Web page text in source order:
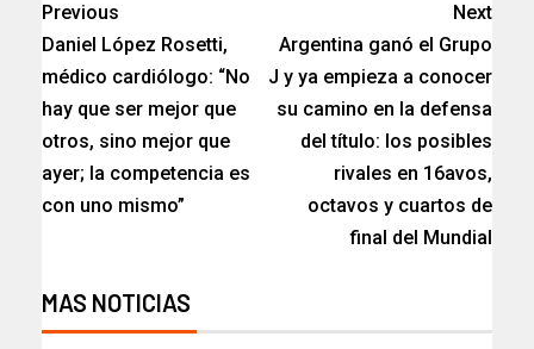
Previous
Daniel López Rosetti,
médico cardiólogo: “No
hay que ser mejor que
otros, sino mejor que
ayer; la competencia es
con uno mismo”
Next
Argentina ganó el Grupo
J y ya empieza a conocer
su camino en la defensa
del título: los posibles
rivales en 16avos,
octavos y cuartos de
final del Mundial
MAS NOTICIAS